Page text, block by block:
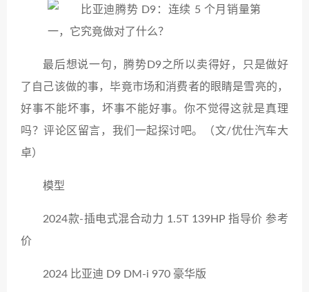
最后想说一句，腾势D9之所以卖得好，只是做好
了自己该做的事，毕竟市场和消费者的眼睛是雪亮的，
好事不能坏事，坏事不能好事。你不觉得这就是真理
吗？评论区留言，我们一起探讨吧。（文/优仕汽车大
卓）
模型
2024款-插电式混合动力 1.5T 139HP 指导价 参考
价
2024 比亚迪 D9 DM-i 970 豪华版